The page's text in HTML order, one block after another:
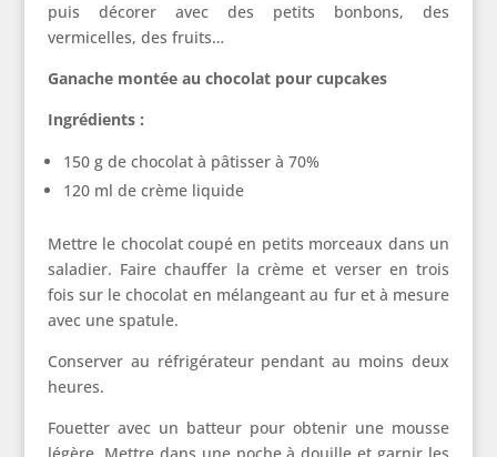
puis décorer avec des petits bonbons, des
vermicelles, des fruits…
Ganache montée au chocolat pour cupcakes
Ingrédients :
150 g de chocolat à pâtisser à 70%
120 ml de crème liquide
Mettre le chocolat coupé en petits morceaux dans un
saladier. Faire chauffer la crème et verser en trois
fois sur le chocolat en mélangeant au fur et à mesure
avec une spatule.
Conserver au réfrigérateur pendant au moins deux
heures.
Fouetter avec un batteur pour obtenir une mousse